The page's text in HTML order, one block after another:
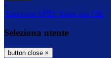
-
Entra con SPID Entra con CIE
Seleziona utente
button close ×